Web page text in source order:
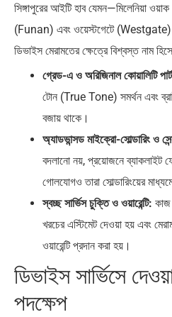
সিঙ্গাপুরের আইটি হাব যেমন—মিলেনিয়া
(Funan) এবং ওয়েস্টগেটে
ডিভাইস মেরামতের ক্ষেত্রে বিশ্বস্ত নাম
গ্রেড-এ ও অরিজিনাল কোয়ালিটি
টোন (True Tone) সমর্থন এবং
বজায় থাকে।
অ্যাডভান্সড মাইক্রো-সোল্ডারিং ও
বদলানো নয়, প্রয়োজনে ব্যাকলাইট
গোলযোগও তারা সোল্ডারিংয়ের
স্বচ্ছ সার্ভিস চুক্তি ও ওয়ারেন্টি:
খরচের এস্টিমেট দেওয়া হয় এবং
ওয়ারেন্টি প্রদান করা হয়।
ডিভাইস সার্ভিসে
পদক্ষেপ